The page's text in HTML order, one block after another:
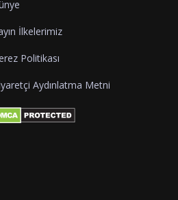
İlkelerimiz
Politikası
Aydınlatma Metni